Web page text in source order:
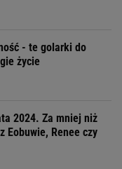
- te golarki do
życie
2024. Za mniej niż
Eobuwie, Renee czy